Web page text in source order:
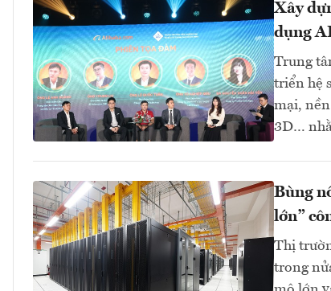
Xây
dụng
Trung
triển hệ
mại,
3D…
Bùng
lớn”
Thị
trong